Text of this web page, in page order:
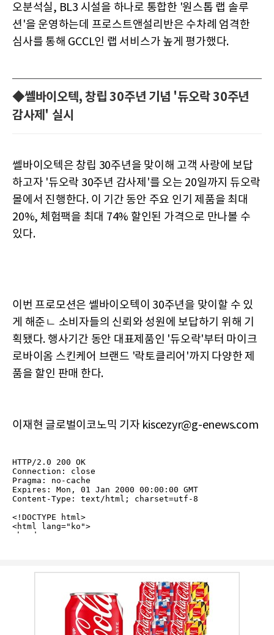
오분석실, BL3 시설을 하나로 통합한 '원스톱 랩 솔루
션'을 운영하는데 프로스트앤설리반은 수차례 엄격한
심사를 통해 GCCL인 랩 서비스가 높게 평가했다.
◆쎌바이오텍, 창립 30주년 기념 '듀오락 30주년
감사제' 실시
쎌바이오텍은 창립 30주년을 맞이해 고객 사랑에 보답
하고자 '듀오락 30주년 감사제'를 오는 20일까지 듀오락
몰에서 진행한다. 이 기간 동안 주요 인기 제품을 최대
20%, 체험팩을 최대 74% 할인된 가격으로 만나볼 수
있다.
이번 프로모션은 쎌바이오텍이 30주년을 맞이할 수 있
게 해준ㄴ 소비자들의 신뢰와 성원에 보답하기 위해 기
획됐다. 행사기간 동안 대표제품인 '듀오락'부터 마이크
로바이옴 스킨케어 브랜드 '락토클리어'까지 다양한 제
품을 할인 판매 한다.
이재현 글로벌이코노믹 기자 kiscezyr@g-enews.com